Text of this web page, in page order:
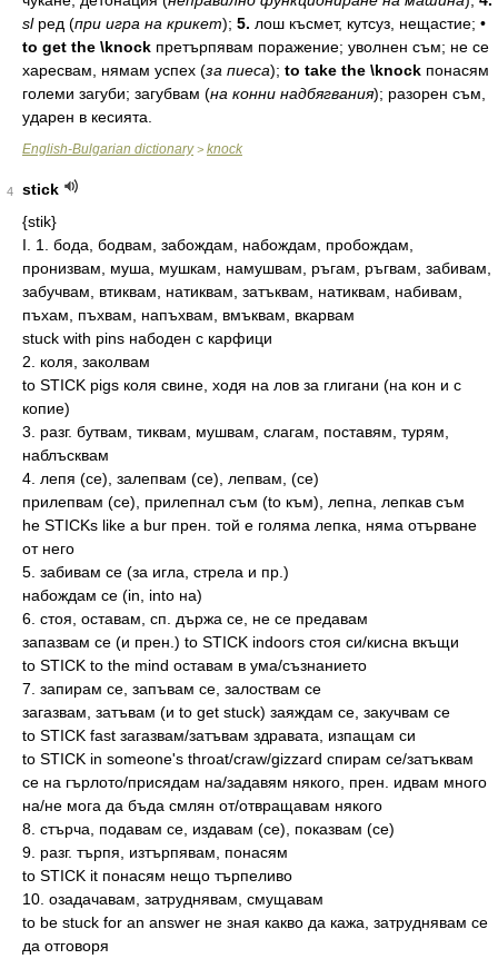
sl ред (при игра на крикет); 5. лош късмет, кутсуз, нещастие; •
to get the \knock претърпявам поражение; уволнен съм; не се
харесвам, нямам успех (за пиеса); to take the \knock понасям
големи загуби; загубвам (на конни надбягвания); разорен съм,
ударен в кесията.
English-Bulgarian dictionary> knock
4
stick
{stik}
I. 1. бода, бодвам, забождам, набождам, пробождам,
пронизвам, муша, мушкам, намушвам, ръгам, ръгвам, забивам,
забучвам, втиквам, натиквам, затъквам, натиквам, набивам,
пъхам, пъхвам, напъхвам, вмъквам, вкарвам
stuck with pins набоден с карфици
2. коля, заколвам
to STICK pigs коля свине, ходя на лов за глигани (на кон и с
копие)
3. разг. бутвам, тиквам, мушвам, слагам, поставям, турям,
наблъсквам
4. лепя (се), залепвам (се), лепвам, (се)
прилепвам (се), прилепнал съм (to към), лепна, лепкав съм
he STICKs like a bur прен. той е голяма лепка, няма отърване
от него
5. забивам се (за игла, стрела и пр.)
набождам се (in, into на)
6. стоя, оставам, сп. държа се, не се предавам
запазвам се (и прен.) to STICK indoors стоя си/кисна вкъщи
to STICK to the mind оставам в ума/съзнанието
7. запирам се, запъвам се, залоствам се
загазвам, затъвам (и to get stuck) заяждам се, закучвам се
to STICK fast загазвам/затъвам здравата, изпащам си
to STICK in someone's throat/craw/gizzard спирам се/затъквам
се на гърлото/присядам на/задавям някого, прен. идвам много
на/не мога да бъда смлян от/отвращавам някого
8. стърча, подавам се, издавам (се), показвам (се)
9. разг. търпя, изтърпявам, понасям
to STICK it понасям нещо търпеливо
10. озадачавам, затруднявам, смущавам
to be stuck for an answer не зная какво да кажа, затруднявам се
да отговоря